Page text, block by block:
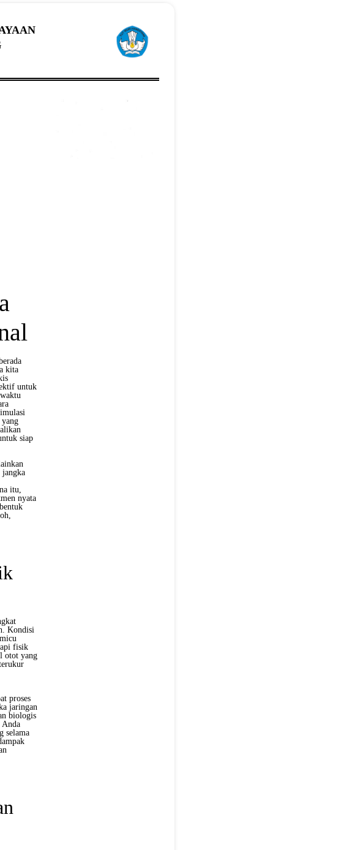
kita
untuk
waktu
siap
jangka
itu,
nyata
Kondisi
fisik
otot yang
proses
jaringan
biologis
Anda
selama